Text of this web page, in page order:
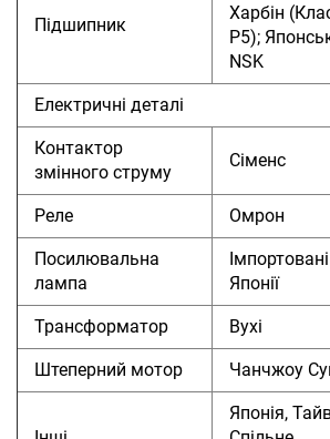
Підшипник
Харбін
P5);
NSK
Електричні деталі
Контактор
змінного струму
Сіменс
Реле Омрон
Посилювальна
лампа
Японії
Трансформатор Вухі
Штеперний мотор Чанчжоу
Японія,